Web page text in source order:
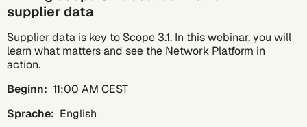
supplier data
Supplier data is key to Scope 3.1. In this webinar, you will
learn what matters and see the Network Platform in
action.
Beginn: 11:00 AM CEST
Sprache: English